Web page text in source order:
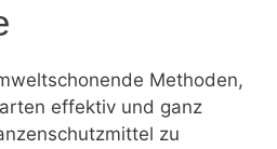
Methoden,
effektiv und ganz
zu